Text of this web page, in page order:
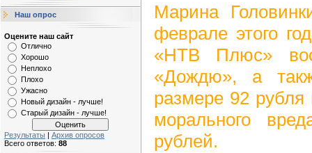
Наш опрос
Оцените наш сайт
Отлично
Хорошо
Неплохо
Плохо
Ужасно
Новый дизайн - лучше!
Старый дизайн - лучше!
Результаты | Архив опросов
Всего ответов: 88
Марина
феврале этого
«НТВ Плюс»
«Дождю», а
размере 92
морального
рублей.